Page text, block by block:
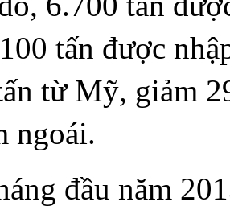
tấn được
từ Mỹ, giảm
ngoái.
đầu năm